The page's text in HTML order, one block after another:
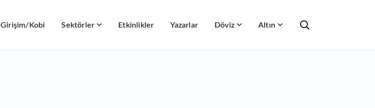
Girişim/Kobi Sektörler Etkinlikler Yazarlar Döviz Altın